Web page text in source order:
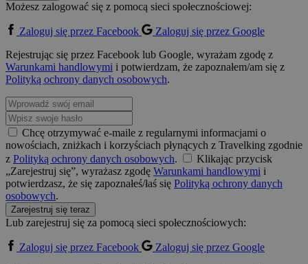
Możesz zalogować się z pomocą sieci społecznościowej:
Zaloguj się przez Facebook
Zaloguj się przez Google
Rejestrując się przez Facebook lub Google, wyrażam zgodę z
Warunkami handlowymi i potwierdzam, że zapoznałem/am się z
Polityką ochrony danych osobowych.
Chcę otrzymywać e-maile z regularnymi informacjami o
nowościach, zniżkach i korzyściach płynących z Travelking zgodnie
z Polityką ochrony danych osobowych.
Klikając przycisk
„Zarejestruj się”, wyrażasz zgodę Warunkami handlowymi i
potwierdzasz, że się zapoznałeś/łaś się Polityką ochrony danych
osobowych.
Zarejestruj się teraz
Lub zarejestruj się za pomocą sieci społecznościowych:
Zaloguj się przez Facebook
Zaloguj się przez Google